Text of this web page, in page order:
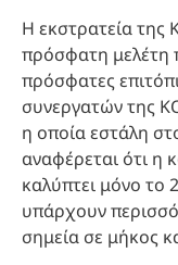
Η εκστρατεία της
πρόσφατη μελέτη
πρόσφατες
συνεργατών της
η οποία εστάλη
αναφέρεται ότι η
καλύπτει μόνο το
υπάρχουν
σημεία σε μήκος